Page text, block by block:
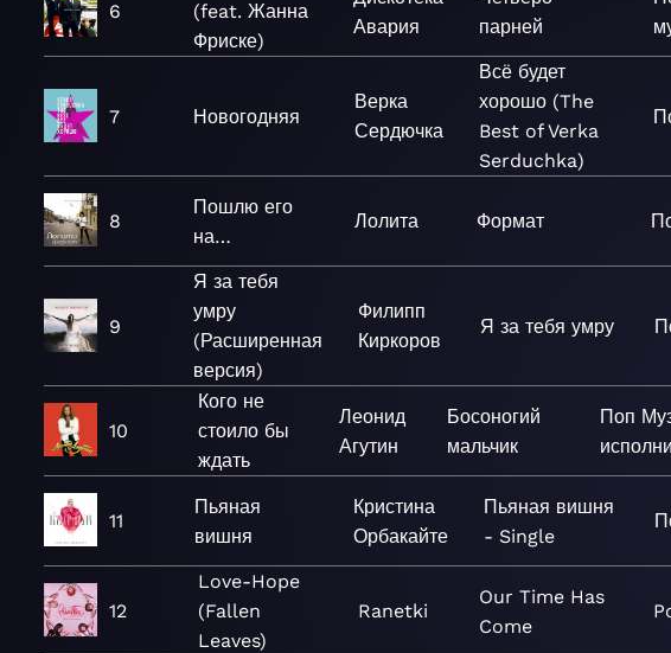
6
(feat. Жанна
Фриске)
Авария
парней
7 Новогодняя
Верка
Сердючка
Всё будет
хорошо (The
Best of Verka
Serduchka)
8
Пошлю его
на…
Лолита Формат
9
Я за тебя
умру
(Расширенная
версия)
Филипп
Киркоров
Я за тебя умру
10
Кого не
стоило бы
ждать
Леонид
Агутин
Босоногий
мальчик
Поп
11
Пьяная
вишня
Кристина
Орбакайте
Пьяная вишня
- Single
12
Love-Hope
(Fallen
Leaves)
Ranetki
Our Time Has
Come